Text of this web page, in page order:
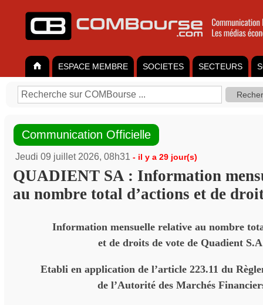
ESPACE MEMBRE SOCIETES SECTEURS
Communication Officielle
Jeudi 09 juillet 2026, 08h31 - il y a 29 jour(s)
QUADIENT SA : Information
au nombre total d’actions et de
Information mensuelle relative au nombre
et de droits de vote de Quadient
Etabli en application de l’article 223.11 du
de l’Autorité des Marchés